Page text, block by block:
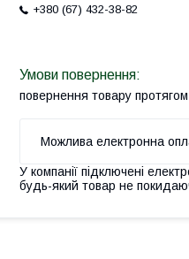
+380 (67) 432-38-82
повернення товару
У компанії підключені
будь-який товар не